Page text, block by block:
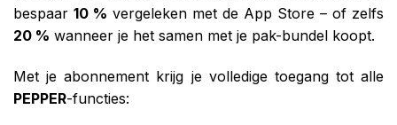
bespaar 10 % vergeleken met de App Store – of zelfs
20 % wanneer je het samen met je pak-bundel koopt.
Met je abonnement krijg je volledige toegang tot alle
PEPPER-functies: